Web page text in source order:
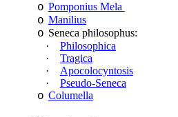
o Pomponius Mela
o Manilius
o Seneca philosophus:
·
Philosophica
·
Tragica
·
Apocolocyntosis
·
Pseudo-Seneca
o Columella